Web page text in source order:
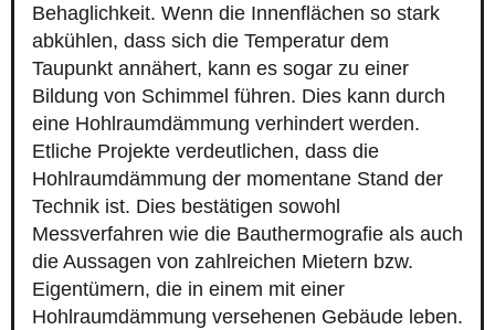
Behaglichkeit. Wenn die Innenflächen so stark
abkühlen, dass sich die Temperatur dem
Taupunkt annähert, kann es sogar zu einer
Bildung von Schimmel führen. Dies kann durch
eine Hohlraumdämmung verhindert werden.
Etliche Projekte verdeutlichen, dass die
Hohlraumdämmung der momentane Stand der
Technik ist. Dies bestätigen sowohl
Messverfahren wie die Bauthermografie als auch
die Aussagen von zahlreichen Mietern bzw.
Eigentümern, die in einem mit einer
Hohlraumdämmung versehenen Gebäude leben.